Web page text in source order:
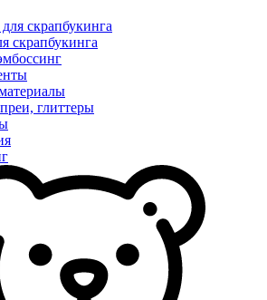
скрапбукинга
скрапбукинга
глиттеры